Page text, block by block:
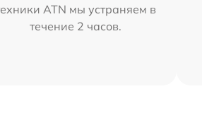
ATN мы устраняем в
течение 2 часов.